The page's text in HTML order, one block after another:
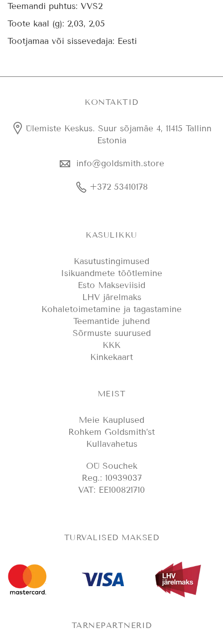
Teemandi puhtus: VVS2
Toote kaal (g): 2,03, 2,05
Tootjamaa või sissevedaja: Eesti
KONTAKTID
Ülemiste Keskus. Suur sõjamäe 4, 11415 Tallinn
Estonia
info@goldsmith.store
+372 53410178
KASULIKKU
Kasutustingimused
Isikuandmete töötlemine
Esto Makseviisid
LHV järelmaks
Kohaletoimetamine ja tagastamine
Teemantide juhend
Sõrmuste suurused
KKK
Kinkekaart
MEIST
Meie Kauplused
Rohkem Goldsmith’st
Kullavahetus
OÜ Souchek
Reg.: 10939037
VAT: EE100821710
TURVALISED MAKSED
TARNEPARTNERID